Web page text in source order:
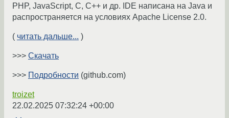
PHP, JavaScript, C, C++ и др. IDE написана на Java и
распространяется на условиях Apache License 2.0.
( читать дальше... )
>>> Скачать
>>> Подробности (github.com)
troizet
22.02.2025 07:32:24 +00:00